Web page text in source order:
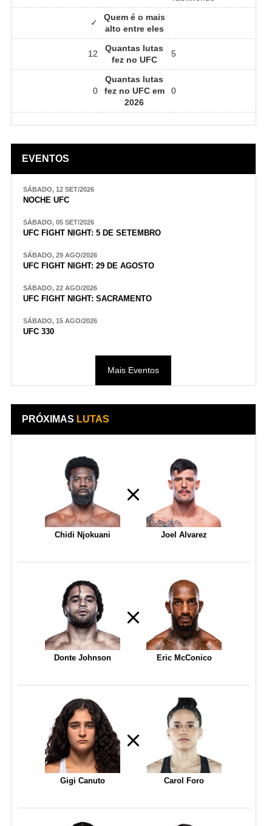
✓
Quem é o mais
alto entre eles
12
Quantas lutas
fez no UFC
5
0
Quantas lutas
fez no UFC em
2026
0
EVENTOS
SÁBADO, 12 SET/2026
NOCHE UFC
SÁBADO, 05 SET/2026
UFC FIGHT NIGHT: 5 DE SETEMBRO
SÁBADO, 29 AGO/2026
UFC FIGHT NIGHT: 29 DE AGOSTO
SÁBADO, 22 AGO/2026
UFC FIGHT NIGHT: SACRAMENTO
SÁBADO, 15 AGO/2026
UFC 330
Mais Eventos
PRÓXIMAS LUTAS
Chidi Njokuani Joel Alvarez
Donte Johnson Eric McConico
Gigi Canuto Carol Foro